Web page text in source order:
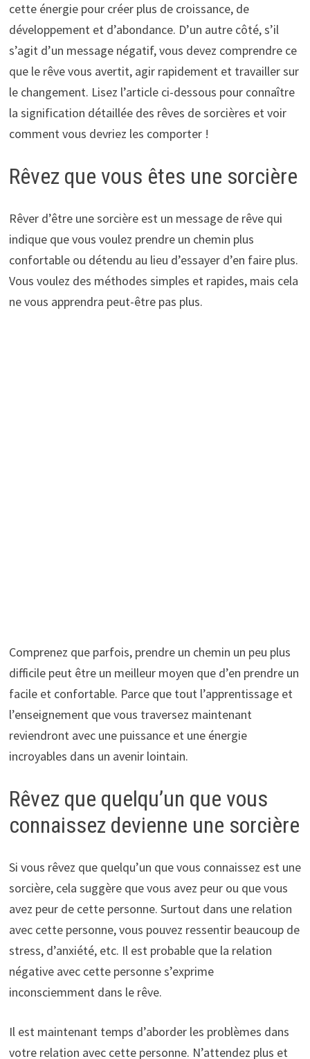
cette énergie pour créer plus de croissance, de
développement et d’abondance. D’un autre côté, s’il
s’agit d’un message négatif, vous devez comprendre ce
que le rêve vous avertit, agir rapidement et travailler sur
le changement. Lisez l’article ci-dessous pour connaître
la signification détaillée des rêves de sorcières et voir
comment vous devriez les comporter !
Rêvez que vous êtes une sorcière
Rêver d’être une sorcière est un message de rêve qui
indique que vous voulez prendre un chemin plus
confortable ou détendu au lieu d’essayer d’en faire plus.
Vous voulez des méthodes simples et rapides, mais cela
ne vous apprendra peut-être pas plus.
Comprenez que parfois, prendre un chemin un peu plus
difficile peut être un meilleur moyen que d’en prendre un
facile et confortable. Parce que tout l’apprentissage et
l’enseignement que vous traversez maintenant
reviendront avec une puissance et une énergie
incroyables dans un avenir lointain.
Rêvez que quelqu’un que vous
connaissez devienne une sorcière
Si vous rêvez que quelqu’un que vous connaissez est une
sorcière, cela suggère que vous avez peur ou que vous
avez peur de cette personne. Surtout dans une relation
avec cette personne, vous pouvez ressentir beaucoup de
stress, d’anxiété, etc. Il est probable que la relation
négative avec cette personne s’exprime
inconsciemment dans le rêve.
Il est maintenant temps d’aborder les problèmes dans
votre relation avec cette personne. N’attendez plus et